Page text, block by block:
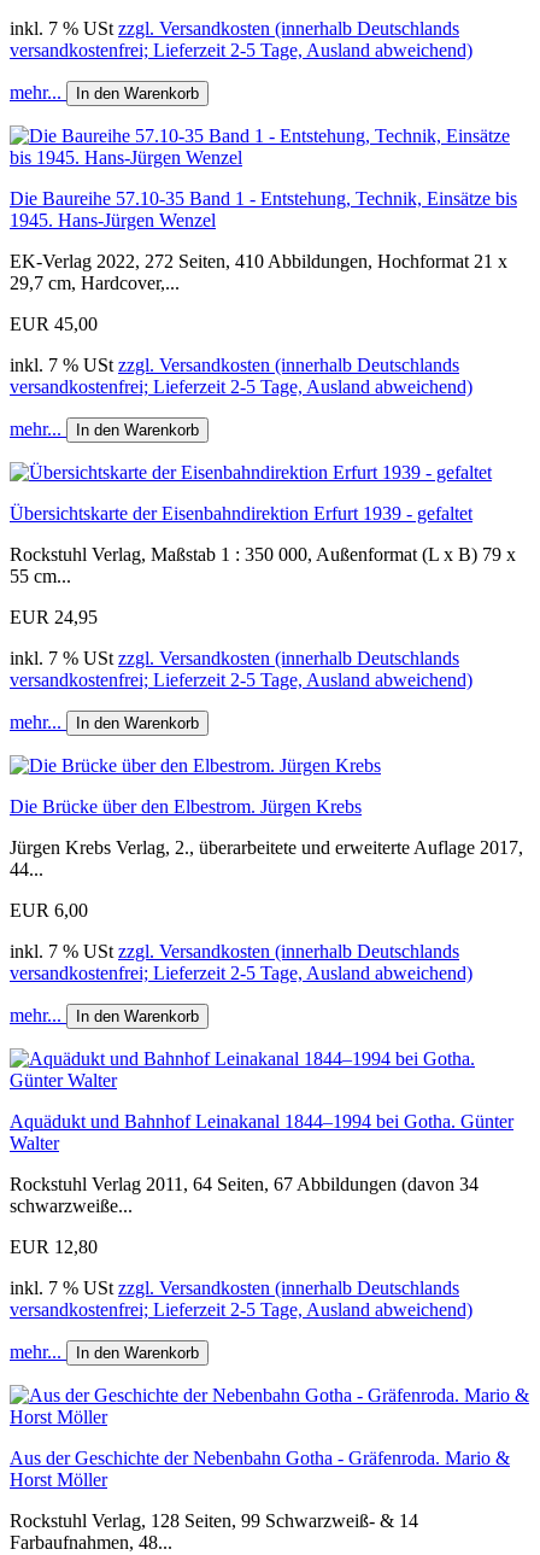
inkl. 7 % USt zzgl. Versandkosten (innerhalb Deutschlands
versandkostenfrei; Lieferzeit 2-5 Tage, Ausland abweichend)
mehr... In den Warenkorb
Die Baureihe 57.10-35 Band 1 - Entstehung, Technik, Einsätze bis
1945. Hans-Jürgen Wenzel
EK-Verlag 2022, 272 Seiten, 410 Abbildungen, Hochformat 21 x
29,7 cm, Hardcover,...
EUR 45,00
inkl. 7 % USt zzgl. Versandkosten (innerhalb Deutschlands
versandkostenfrei; Lieferzeit 2-5 Tage, Ausland abweichend)
mehr... In den Warenkorb
Übersichtskarte der Eisenbahndirektion Erfurt 1939 - gefaltet
Rockstuhl Verlag, Maßstab 1 : 350 000, Außenformat (L x B) 79 x
55 cm...
EUR 24,95
inkl. 7 % USt zzgl. Versandkosten (innerhalb Deutschlands
versandkostenfrei; Lieferzeit 2-5 Tage, Ausland abweichend)
mehr... In den Warenkorb
Die Brücke über den Elbestrom. Jürgen Krebs
Jürgen Krebs Verlag, 2., überarbeitete und erweiterte Auflage 2017,
44...
EUR 6,00
inkl. 7 % USt zzgl. Versandkosten (innerhalb Deutschlands
versandkostenfrei; Lieferzeit 2-5 Tage, Ausland abweichend)
mehr... In den Warenkorb
Aquädukt und Bahnhof Leinakanal 1844–1994 bei Gotha. Günter
Walter
Rockstuhl Verlag 2011, 64 Seiten, 67 Abbildungen (davon 34
schwarzweiße...
EUR 12,80
inkl. 7 % USt zzgl. Versandkosten (innerhalb Deutschlands
versandkostenfrei; Lieferzeit 2-5 Tage, Ausland abweichend)
mehr... In den Warenkorb
Aus der Geschichte der Nebenbahn Gotha - Gräfenroda. Mario &
Horst Möller
Rockstuhl Verlag, 128 Seiten, 99 Schwarzweiß- & 14
Farbaufnahmen, 48...